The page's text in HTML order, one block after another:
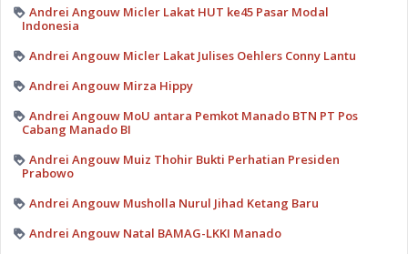
Andrei Angouw Micler Lakat HUT ke45 Pasar Modal
Indonesia
Andrei Angouw Micler Lakat Julises Oehlers Conny Lantu
Andrei Angouw Mirza Hippy
Andrei Angouw MoU antara Pemkot Manado BTN PT Pos
Cabang Manado BI
Andrei Angouw Muiz Thohir Bukti Perhatian Presiden
Prabowo
Andrei Angouw Musholla Nurul Jihad Ketang Baru
Andrei Angouw Natal BAMAG-LKKI Manado